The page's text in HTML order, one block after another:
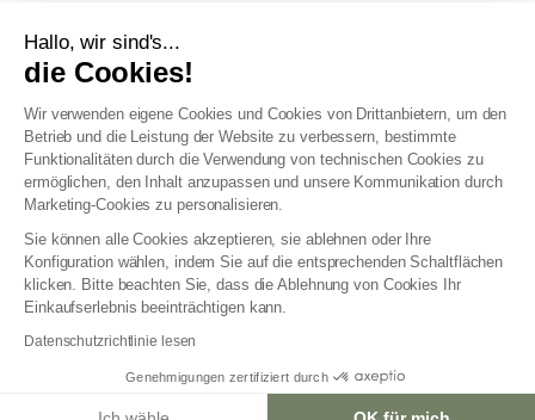
Hallo, wir sind's...
die Cookies!
Wir verwenden eigene Cookies und Cookies von Drittanbietern, um den
Betrieb und die Leistung der Website zu verbessern, bestimmte
Funktionalitäten durch die Verwendung von technischen Cookies zu
ermöglichen, den Inhalt anzupassen und unsere Kommunikation durch
Marketing-Cookies zu personalisieren.
Sie können alle Cookies akzeptieren, sie ablehnen oder Ihre
Konfiguration wählen, indem Sie auf die entsprechenden Schaltflächen
klicken. Bitte beachten Sie, dass die Ablehnung von Cookies Ihr
Einkaufserlebnis beeinträchtigen kann.
Datenschutzrichtlinie lesen
Genehmigungen zertifiziert durch
Bewertungen von sweeek
Unsere Geschäfte
AGB Treueprogramm
Datenschutzrichtlinien
Allgemeine Geschäftsbedingungen für Geschäftskunden
Erklärung zur Barrierefreiheit